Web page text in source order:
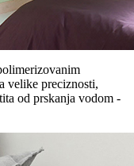
velike preciznosti,
od prskanja vodom -